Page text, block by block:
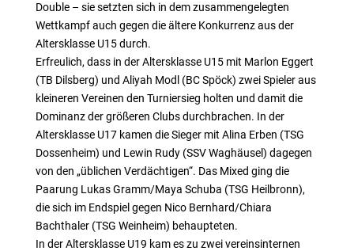
Double – sie setzten sich in dem zusammengelegten
Wettkampf auch gegen die ältere Konkurrenz aus der
Altersklasse U15 durch.
Erfreulich, dass in der Altersklasse U15 mit Marlon Eggert
(TB Dilsberg) und Aliyah Modl (BC Spöck) zwei Spieler aus
kleineren Vereinen den Turniersieg holten und damit die
Dominanz der größeren Clubs durchbrachen. In der
Altersklasse U17 kamen die Sieger mit Alina Erben (TSG
Dossenheim) und Lewin Rudy (SSV Waghäusel) dagegen
von den „üblichen Verdächtigen“. Das Mixed ging die
Paarung Lukas Gramm/Maya Schuba (TSG Heilbronn),
die sich im Endspiel gegen Nico Bernhard/Chiara
Bachthaler (TSG Weinheim) behaupteten.
In der Altersklasse U19 kam es zu zwei vereinsinternen